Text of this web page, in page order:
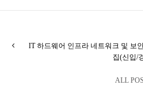
IT 하드웨어 인프라 네트워크 및 보
집(신입/
ALL